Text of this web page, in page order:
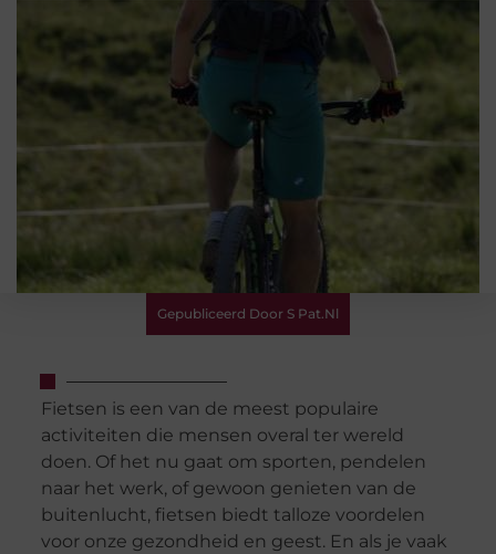
Gepubliceerd Door S Pat.nl
Fietsen is een van de meest populaire
activiteiten die mensen overal ter wereld
doen. Of het nu gaat om sporten, pendelen
naar het werk, of gewoon genieten van de
buitenlucht, fietsen biedt talloze voordelen
voor onze gezondheid en geest. En als je vaak